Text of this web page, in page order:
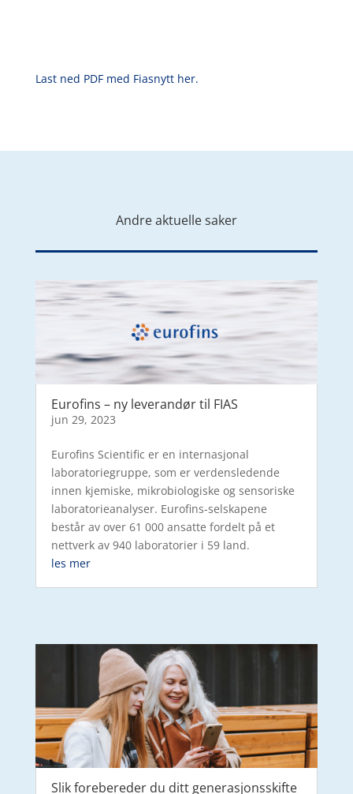
Last ned PDF med Fiasnytt her.
Andre aktuelle saker
Eurofins – ny leverandør til FIAS
jun 29, 2023
Eurofins Scientific er en internasjonal
laboratoriegruppe, som er verdensledende
innen kjemiske, mikrobiologiske og sensoriske
laboratorieanalyser. Eurofins-selskapene
består av over 61 000 ansatte fordelt på et
nettverk av 940 laboratorier i 59 land.
les mer
Slik forebereder du ditt generasjonsskifte